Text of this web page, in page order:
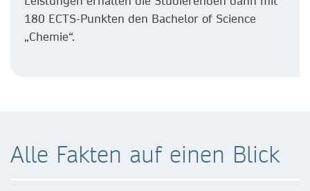
180 ECTS-Punkten den Bachelor of Science
„Chemie“.
Alle Fakten auf einen Blick